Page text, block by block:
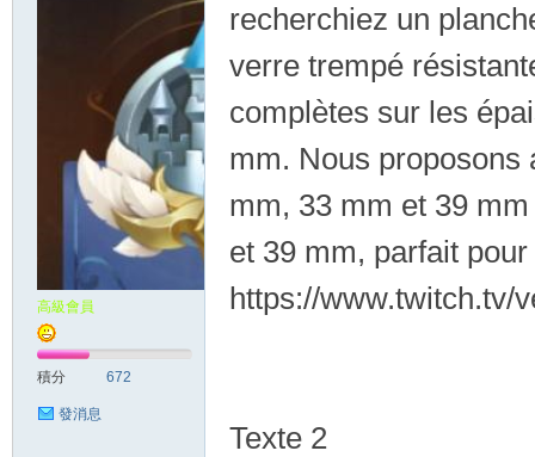
高級會員
積分 672
發消息
recherchiez un
verre trempé
complètes sur les
mm. Nous proposons
mm, 33 mm et 39
et 39 mm, parfait
https://www.twitch.tv/
Texte 2